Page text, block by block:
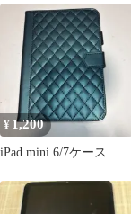
¥ 1,200
iPad mini 6/7ケース